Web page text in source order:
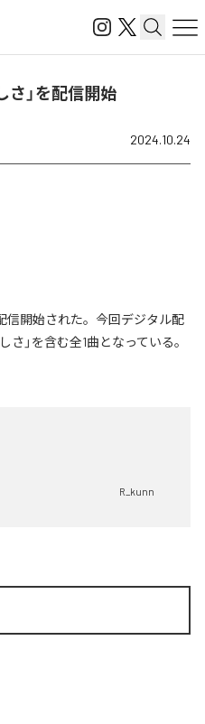
さ」を配信開始
2024.10.24
信開始された。今回デジタル配
」を含む全1曲となっている。
R_kunn